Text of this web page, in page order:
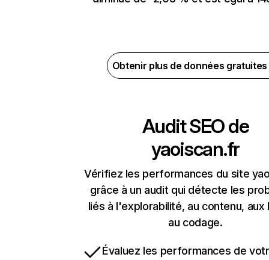
Obtenir plus de données
Audit SEO de
yaoiscan.fr
Vérifiez les performances du site
grâce à un audit qui détecte les
liés à l'explorabilité, au contenu, aux
au codage.
Évaluez les performances de